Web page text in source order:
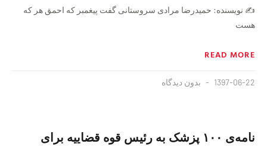
✍️ نویسنده: حمیدرضا مرادی سروستانی گفت پیغمبر که احمق هر که
هست
READ MORE
1397-06-22 بدون دیدگاه
نامه‌ی ۱۰۰ پزشک به رئیس قوه قضاییه برای